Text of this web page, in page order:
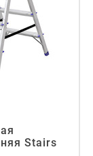
Stairs